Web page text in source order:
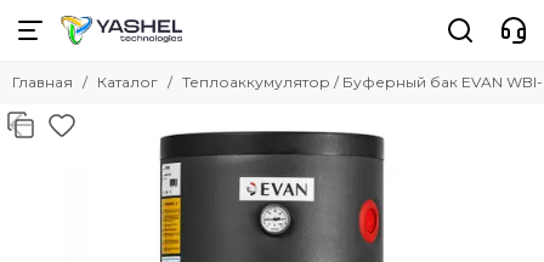
Главная Каталог Теплоаккумулятор / Буферный бак EVAN